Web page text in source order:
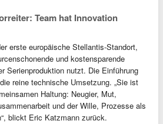
Team hat Innovation
erste europäische Stellantis-Standort,
und kostensparende
Serienproduktion nutzt. Die Einführung
reine technische Umsetzung. „Sie ist
Haltung: Neugier, Mut,
und der Wille, Prozesse als
blickt Eric Katzmann zurück.